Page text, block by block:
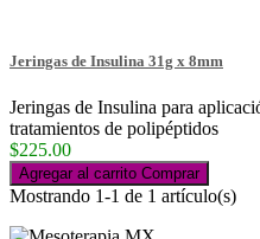
Jeringas de Insulina 31g x 8mm
Jeringas de Insulina para
tratamientos de polipéptidos
$225.00
Agregar al carrito Comprar
Mostrando 1-1 de 1 artículo(s)